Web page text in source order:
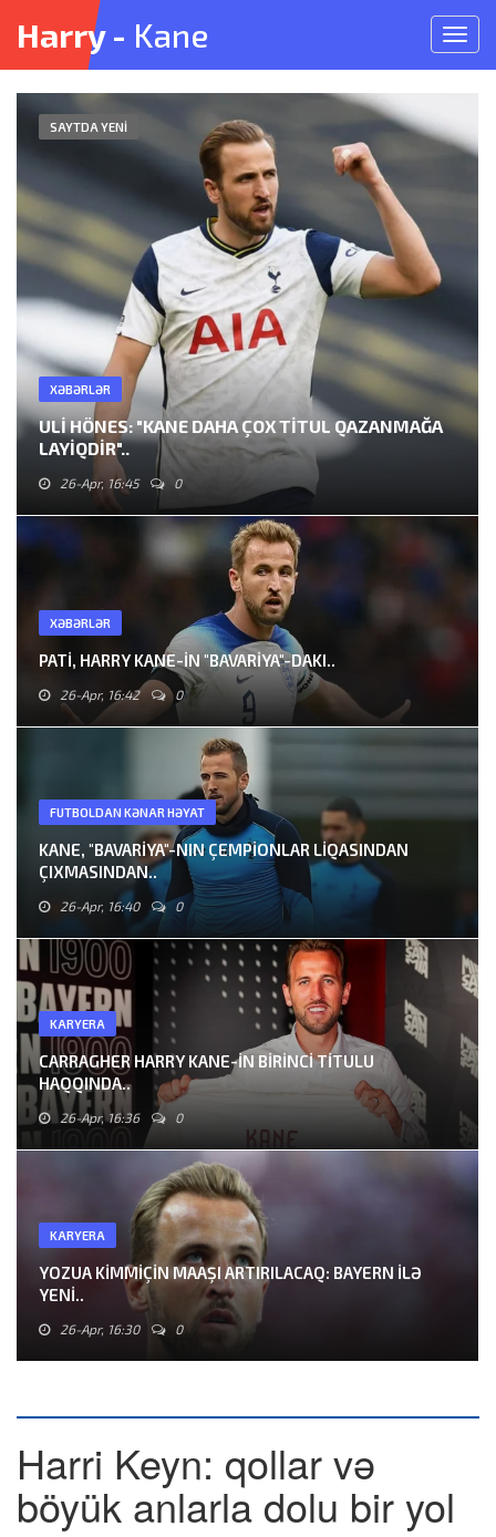
açın
Harry - Kane
SAYTDA YENI
XƏBƏRLƏR
ULI HÖNES: "KANE DAHA ÇOX TITUL QAZANMAĞA
LAYIQDIR"..
26-Apr, 16:45 0
XƏBƏRLƏR
PATI, HARRY KANE-IN "BAVARIYA"-DAKI..
26-Apr, 16:42 0
FUTBOLDAN KƏNAR HƏYAT
KANE, "BAVARIYA"-NIN ÇEMPIONLAR LIQASINDAN
ÇIXMASINDAN..
26-Apr, 16:40 0
KARYERA
CARRAGHER HARRY KANE-IN BIRINCI TITULU
HAQQINDA..
26-Apr, 16:36 0
KARYERA
YOZUA KIMMIÇIN MAAŞI ARTIRILACAQ: BAYERN ILƏ
YENI..
26-Apr, 16:30 0
Harri Keyn: qollar və
böyük anlarla dolu bir yol